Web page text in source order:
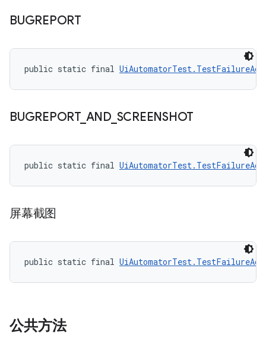
BUGREPORT
public static final
BUGREPORT_ AND_ SCREENSHOT
public static final
屏幕截图
public static final
公共方法